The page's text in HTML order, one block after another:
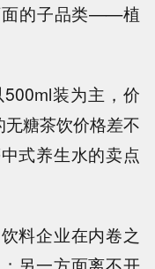
面的子品类——植
装为主，价
糖茶饮价格差不
式养生水的卖点
料企业在内卷之